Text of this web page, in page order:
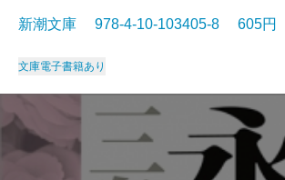
新潮文庫 978-4-10-103405-8 605円
文庫電子書籍あり